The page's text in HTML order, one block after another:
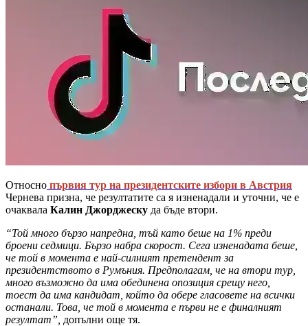
Относно първия тур на президентските избори в Австрия
Чернева призна, че резултатите са я изненадали и уточни, че е
очаквала Калин Джорджеску да бъде втори.
“Той много бързо напредна, тъй като беше на 1% преди
броени седмици. Бързо набра скорост. Сега изненадата беше,
че той в момента е най-силният претендент за
президентството в Румъния. Предполагам, че на втори тур,
много възможно да има обединена опозиция срещу него,
тоест да има кандидат, който да обере гласовете на всички
останали. Това, че той в момента е първи не е финалният
резултат”, допълни още тя.